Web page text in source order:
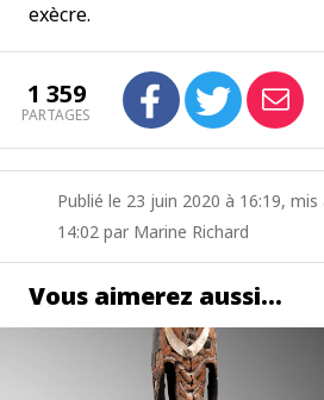
exècre.
1 359
PARTAGES
Publié le 23 juin 2020 à 16:19,
14:02 par Marine Richard
Vous aimerez aussi…